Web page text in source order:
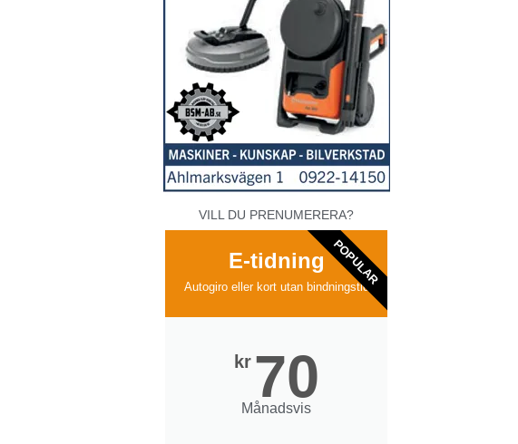
VILL DU PRENUMERERA?
E-tidning
Autogiro eller kort utan bindningstid
kr 70
Månadsvis
POPULAR